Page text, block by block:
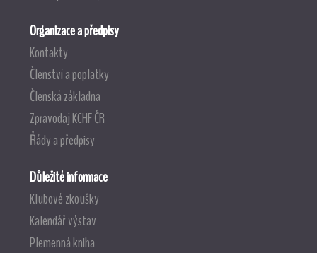
Organizace a předpisy
Kontakty
Členství a poplatky
Členská základna
Zpravodaj KCHF ČR
Řády a předpisy
Důležité informace
Klubové zkoušky
Kalendář výstav
Plemenná kniha